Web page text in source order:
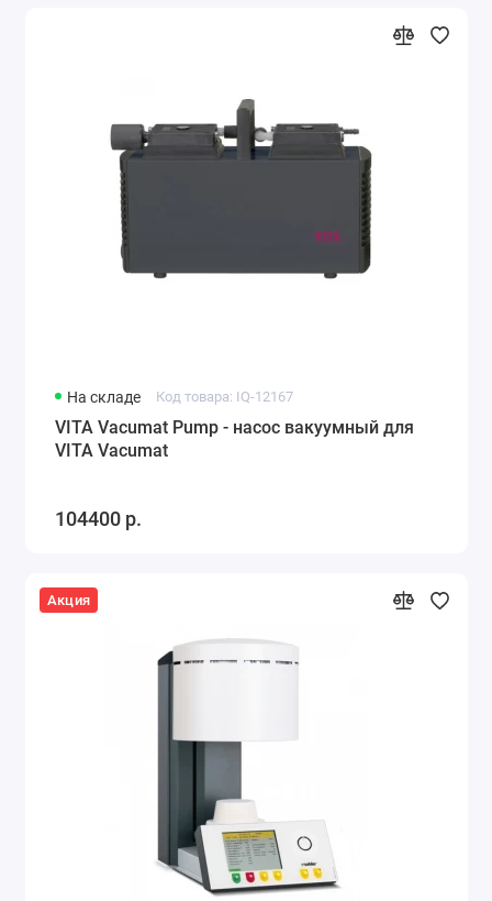
На складе Код товара: IQ-12167
VITA Vacumat Pump - насос вакуумный для
VITA Vacumat
104400 р.
Акция